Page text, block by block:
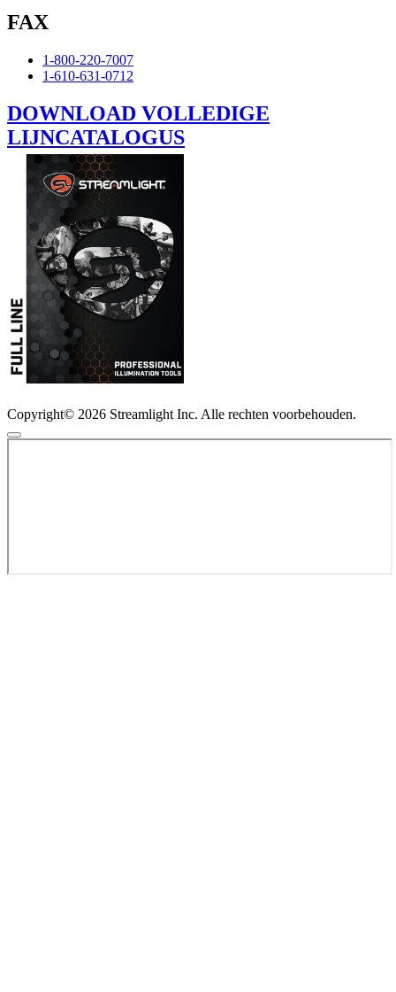
FAX
1-800-220-7007
1-610-631-0712
DOWNLOAD VOLLEDIGE
LIJNCATALOGUS
Copyright© 2026 Streamlight Inc. Alle rechten voorbehouden.